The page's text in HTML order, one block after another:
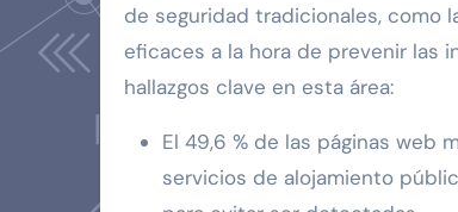
de seguridad tradicionales, como
eficaces a la hora de prevenir las
hallazgos clave en esta área:
El 49,6 % de las páginas web
servicios de alojamiento